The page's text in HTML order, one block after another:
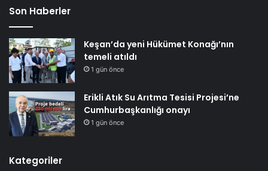
Son Haberler
Keşan’da yeni Hükümet Konağı’nın
temeli atıldı
1 gün önce
Erikli Atık Su Arıtma Tesisi Projesi’ne
Cumhurbaşkanlığı onayı
1 gün önce
Kategoriler